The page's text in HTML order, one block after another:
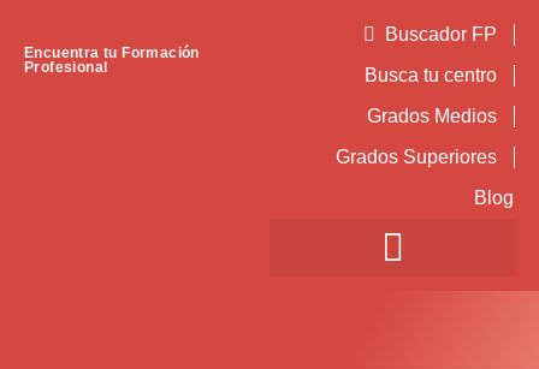
Encuentra tu Formación
Profesional
Buscador FP
Busca tu centro
Grados Medios
Grados Superiores
Blog